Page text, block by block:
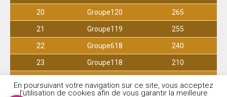
20 Groupe120 265
21 Groupe119 255
22 Groupe618 240
23 Groupe118 210
En poursuivant votre navigation sur ce site, vous acceptez
l’utilisation de cookies afin de vous garantir la meilleure